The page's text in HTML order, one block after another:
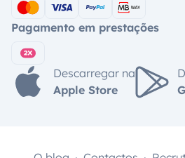
Pagamento em prestações
Descarregar na
Apple Store